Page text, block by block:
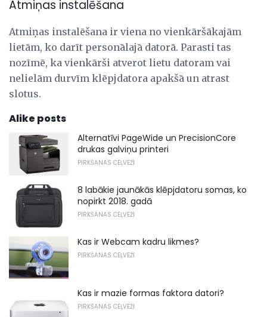
Atmiņas instalēšana
Atmiņas instalēšana ir viena no vienkāršākajām
lietām, ko darīt personālajā datorā. Parasti tas
nozīmē, ka vienkārši atverot lietu datoram vai
nelielām durvīm klēpjdatora apakšā un atrast
slotus.
Alike posts
Alternatīvi PageWide un PrecisionCore
drukas galviņu printeri
PIRKŠANAS CEĻVEŽI
8 labākie jaunākās klēpjdatoru somas, ko
nopirkt 2018. gadā
PIRKŠANAS CEĻVEŽI
Kas ir Webcam kadru likmes?
PIRKŠANAS CEĻVEŽI
Kas ir mazie formas faktora datori?
PIRKŠANAS CEĻVEŽI